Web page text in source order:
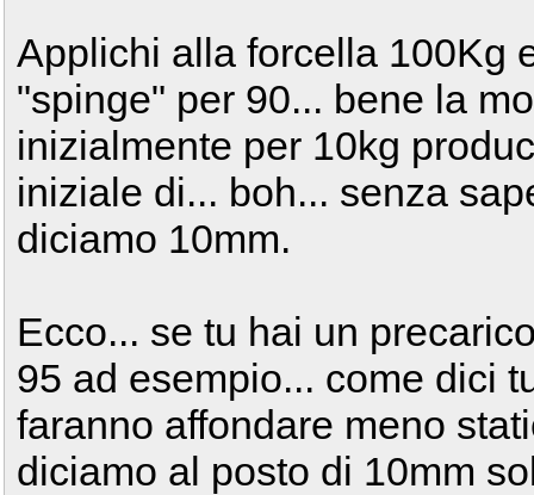
Applichi alla forcella 100Kg
"spinge" per 90... bene la
inizialmente per 10kg
iniziale di... boh... senza
diciamo 10mm.
Ecco... se tu hai un
95 ad esempio... come dici
faranno affondare meno
diciamo al posto di 10mm